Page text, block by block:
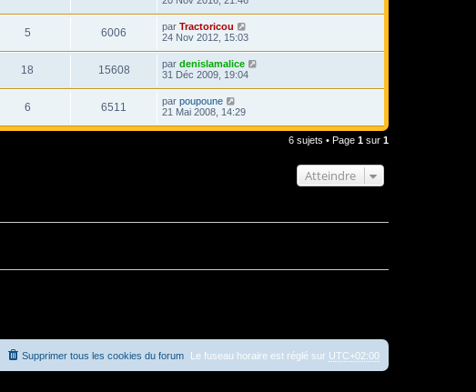
5 6006 par Tractoricou
24 Nov 2012, 15:03
18 15608 par denislamalice
31 Déc 2009, 19:04
6 6511 par poupoune
21 Mai 2008, 14:29
6 sujets • Page 1 sur 1
Atteindre
Le fuseau horaire est réglé sur UTC+02:00
Supprimer tous les cookies du forum